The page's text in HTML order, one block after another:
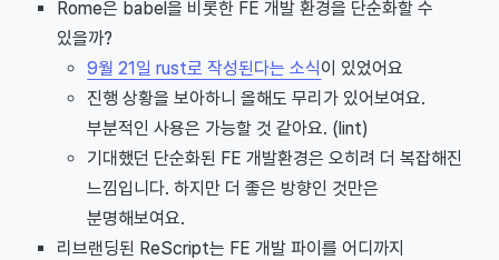
Rome은 babel을 비롯한 FE 개발 환경을 단순화할 수
있을까?
9월 21일 rust로 작성된다는 소식이 있었어요
진행 상황을 보아하니 올해도 무리가 있어보여요.
부분적인 사용은 가능할 것 같아요. (lint)
기대했던 단순화된 FE 개발환경은 오히려 더 복잡해진
느낌입니다. 하지만 더 좋은 방향인 것만은
분명해보여요.
리브랜딩된 ReScript는 FE 개발 파이를 어디까지